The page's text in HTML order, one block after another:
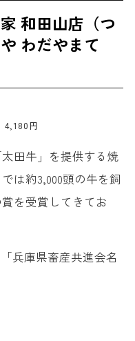
和田山店（つ
わだやまて
4,180円
田牛」を提供する焼
は約3,000頭の牛を飼
を受賞してきてお
兵庫県畜産共進会名